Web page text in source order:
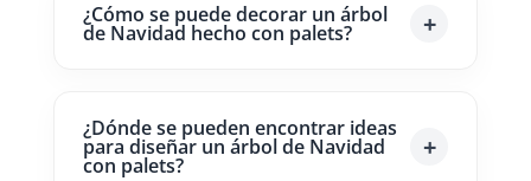
¿Cómo se puede decorar un árbol
de Navidad hecho con palets?
¿Dónde se pueden encontrar ideas
para diseñar un árbol de Navidad
con palets?